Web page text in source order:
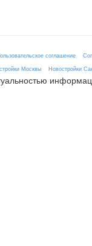
соглашение
Москвы Новостройки